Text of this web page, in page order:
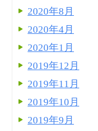
2020年8月
2020年4月
2020年1月
2019年12月
2019年11月
2019年10月
2019年9月